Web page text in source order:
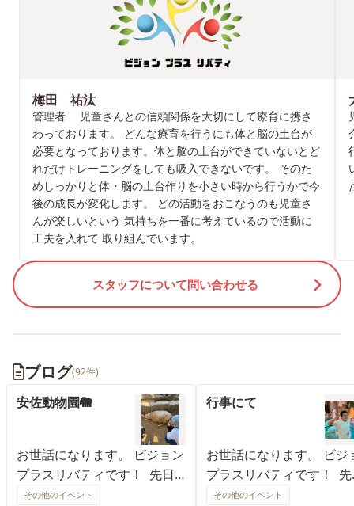
梅田 祐汰
管理者 児童さんとの信頼関係を大切にして療育に携さ
わっております。 どんな療育を行うにも体と脳の土台が
必要となっております。体と脳の土台ができていないとど
れだけトレーニングをしても吸入できないです。 そのた
めしっかりと体・脳の土台作りを小さい時から行うかで今
後の成長が変化します。 どの活動をおこなうのも児童さ
んが楽しいという 気持ちを一番に考えているので活動に
工夫を入れて 取り組んでいます。
スタッフについて問い合わせる
ブログ(92件)
安佐動物園🐘
お世話になります。 ビジョン
プラスリバティです！ 先日
は行事で安佐動物園に行きま
その他のイベント
行事にて
お世話になります。 ビジ
プラスリバティです！ 先
日、行事でヌマジ交通ミ
その他のイベント